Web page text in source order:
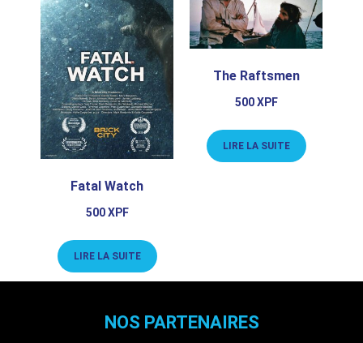
Fatal Watch
500XPF
LIRE LA SUITE
The Raftsmen
500XPF
LIRE LA SUITE
NOS PARTENAIRES